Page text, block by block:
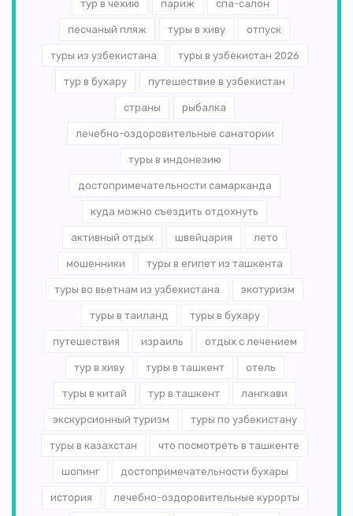
тур в чехию париж спа-салон
песчаный пляж туры в хиву отпуск
туры из узбекистана туры в узбекистан 2026
тур в бухару путешествие в узбекистан
страны рыбалка
лечебно-оздоровительные санатории
туры в индонезию
достопримечательности самарканда
куда можно съездить отдохнуть
активный отдых швейцария лето
мошенники туры в египет из ташкента
туры во вьетнам из узбекистана экотуризм
туры в таиланд туры в бухару
путешествия израиль отдых с лечением
тур в хиву туры в ташкент отель
туры в китай тур в ташкент лангкави
экскурсионный туризм туры по узбекистану
туры в казахстан что посмотреть в ташкенте
шопинг достопримечательности бухары
история лечебно-оздоровительные курорты